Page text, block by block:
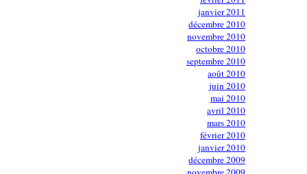
janvier 2011
décembre 2010
novembre 2010
octobre 2010
septembre 2010
août 2010
juin 2010
mai 2010
avril 2010
mars 2010
février 2010
janvier 2010
décembre 2009